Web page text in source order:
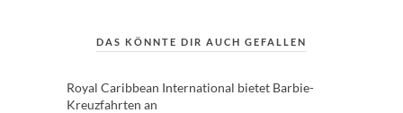
DAS KÖNNTE DIR AUCH GEFALLEN
Royal Caribbean International bietet Barbie-
Kreuzfahrten an